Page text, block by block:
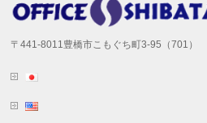
〒441-8011豊橋市こもぐち町3-95（701）